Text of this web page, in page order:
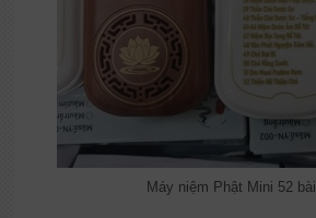
Máy niệm Phật Mini 52 bài